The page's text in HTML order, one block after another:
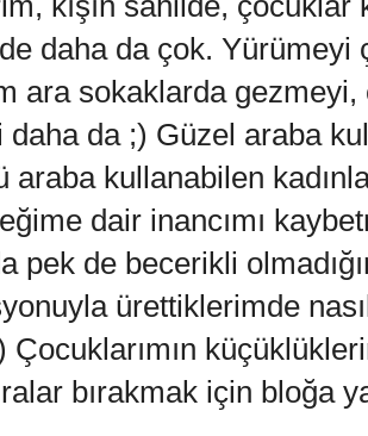
daha da çok.
ara sokaklarda
daha da ;) Güzel araba
araba kullanabilen
dair inancımı
pek de becerikli
ürettiklerimde
Çocuklarımın
bırakmak için bloğa